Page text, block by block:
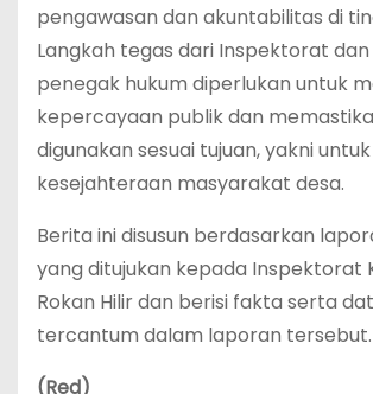
pengawasan dan akuntabilitas di
Langkah tegas dari Inspektorat
penegak hukum diperlukan untuk
kepercayaan publik dan
digunakan sesuai tujuan, yakni untuk
kesejahteraan masyarakat desa.
Berita ini disusun berdasarkan
yang ditujukan kepada Inspektorat
Rokan Hilir dan berisi fakta serta
tercantum dalam laporan tersebut.
(Red)